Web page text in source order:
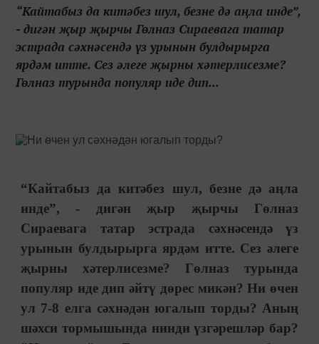
“Кайтабыз да китәбез шул, безне дә аңла инде”,
- дигән җыр җырчы Гөлназ Сираевага татар
эстрада сәхнәсендә үз урынын булдырырга
ярдәм итте. Сез әлеге җырны хәтерлисезме?
Гөлназ турында популяр иде дип...
“Кайтабыз да китәбез шул, безне дә аңла
инде”, - дигән җыр җырчы Гөлназ
Сираевага татар эстрада сәхнәсендә үз
урынын булдырырга ярдәм итте. Сез әлеге
җырны хәтерлисезме? Гөлназ турында
популяр иде дип әйтү дөрес микән? Ни өчен
ул 7-8 елга сәхнәдән югалып торды? Аның
шәхси тормышында нинди үзгәрешләр бар?